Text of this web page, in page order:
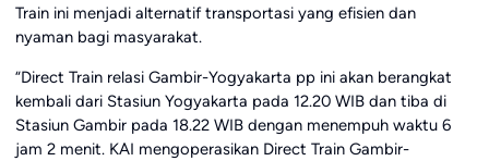
Train ini menjadi alternatif transportasi yang efisien dan
nyaman bagi masyarakat.
“Direct Train relasi Gambir-Yogyakarta pp ini akan berangkat
kembali dari Stasiun Yogyakarta pada 12.20 WIB dan tiba di
Stasiun Gambir pada 18.22 WIB dengan menempuh waktu 6
jam 2 menit. KAI mengoperasikan Direct Train Gambir-